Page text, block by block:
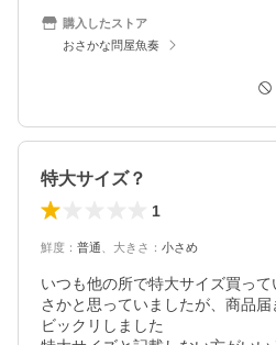
購入したストア
おさかな問屋魚奏
特大サイズ？
1
鮮度 ： 普通 大きさ ： 小さめ
いつも他の所で特大サイズ買っ
さかと思っていましたが、商品
ビックリしました